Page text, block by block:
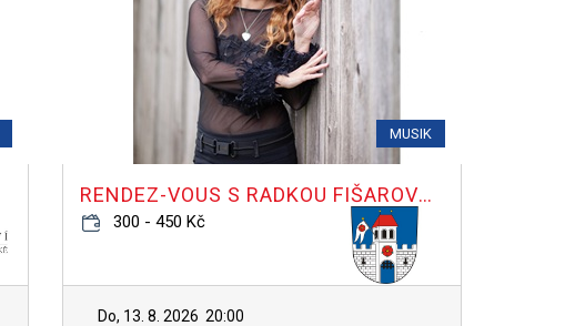
MUSIK
RENDEZ-VOUS S RADKOU FIŠAROVOU
300 - 450 Kč
Do, 13. 8. 2026 20:00